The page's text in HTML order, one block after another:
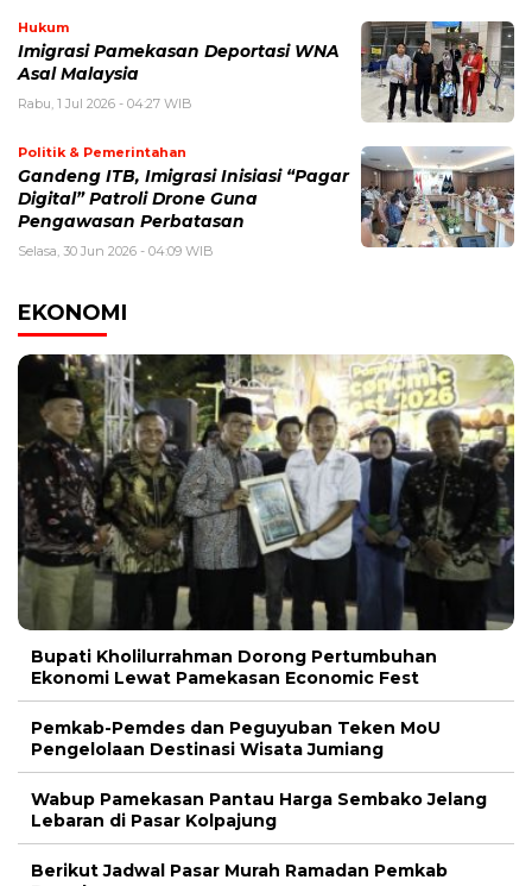
Hukum
Imigrasi Pamekasan Deportasi WNA
Asal Malaysia
Rabu, 1 Jul 2026 - 04:27 WIB
Politik & Pemerintahan
Gandeng ITB, Imigrasi Inisiasi “Pagar
Digital” Patroli Drone Guna
Pengawasan Perbatasan
Selasa, 30 Jun 2026 - 04:09 WIB
EKONOMI
Bupati Kholilurrahman Dorong Pertumbuhan
Ekonomi Lewat Pamekasan Economic Fest
Pemkab-Pemdes dan Peguyuban Teken MoU
Pengelolaan Destinasi Wisata Jumiang
Wabup Pamekasan Pantau Harga Sembako Jelang
Lebaran di Pasar Kolpajung
Berikut Jadwal Pasar Murah Ramadan Pemkab